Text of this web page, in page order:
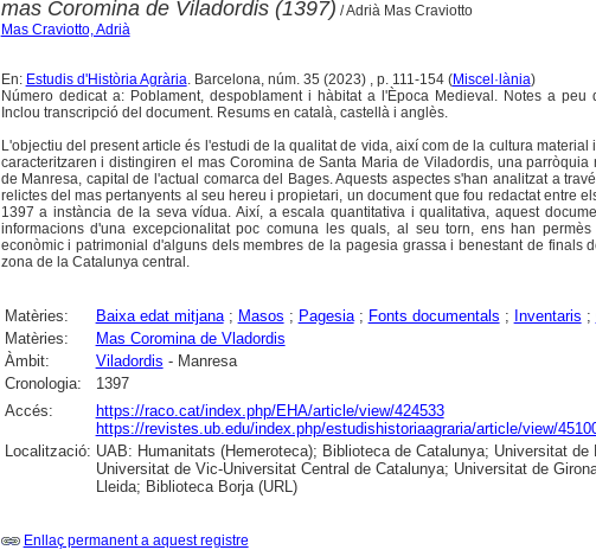
mas Coromina de Viladordis (1397) / Adrià Mas Craviotto
Mas Craviotto, Adrià
En: Estudis d'Història Agrària. Barcelona, núm. 35 (2023) , p. 111-154 (Miscel·lània)
Número dedicat a: Poblament, despoblament i hàbitat a l'Època Medieval. Notes a peu
Inclou transcripció del document. Resums en català, castellà i anglès.
L'objectiu del present article és l'estudi de la qualitat de vida, així com de la cultura material
caracteritzaren i distingiren el mas Coromina de Santa Maria de Viladordis, una
de Manresa, capital de l'actual comarca del Bages. Aquests aspectes s'han analitzat a
relictes del mas pertanyents al seu hereu i propietari, un document que fou redactat entre
1397 a instància de la seva vídua. Així, a escala quantitativa i qualitativa, aquest
informacions d'una excepcionalitat poc comuna les quals, al seu torn, ens han
econòmic i patrimonial d'alguns dels membres de la pagesia grassa i benestant de finals
zona de la Catalunya central.
Matèries: Baixa edat mitjana; Masos ; Pagesia; Fonts documentals ; Inventaris ;
Matèries:
Mas Coromina de Vladordis
Àmbit:
Viladordis - Manresa
Cronologia:
1397
Accés:
https://raco.cat/index.php/EHA/article/view/424533
https://revistes.ub.edu/index.php/estudishistoriaagraria/article/view/
Localització: UAB: Humanitats (Hemeroteca); Biblioteca de Catalunya; Universitat de
Universitat de Vic-Universitat Central de Catalunya; Universitat de
Lleida; Biblioteca Borja (URL)
Enllaç permanent a aquest registre